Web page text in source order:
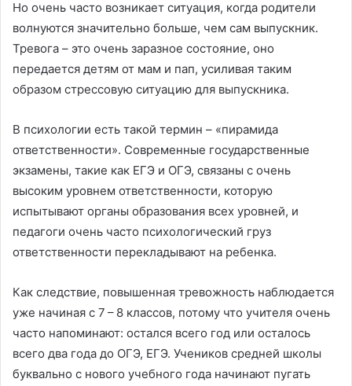
Но очень часто возникает ситуация, когда родители
волнуются значительно больше, чем сам выпускник.
Тревога – это очень заразное состояние, оно
передается детям от мам и пап, усиливая таким
образом стрессовую ситуацию для выпускника.
В психологии есть такой термин – «пирамида
ответственности». Современные государственные
экзамены, такие как ЕГЭ и ОГЭ, связаны с очень
высоким уровнем ответственности, которую
испытывают органы образования всех уровней, и
педагоги очень часто психологический груз
ответственности перекладывают на ребенка.
Как следствие, повышенная тревожность наблюдается
уже начиная с 7 – 8 классов, потому что учителя очень
часто напоминают: остался всего год или осталось
всего два года до ОГЭ, ЕГЭ. Учеников средней школы
буквально с нового учебного года начинают пугать